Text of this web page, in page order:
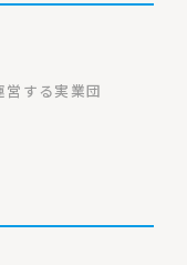
営する実業団